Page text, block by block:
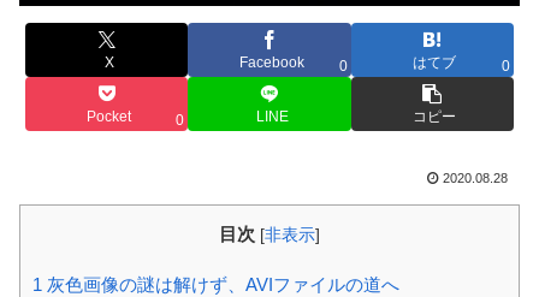
X Facebook 0 はてブ 0
Pocket 0 LINE コピー
2020.08.28
目次 [非表示]
1 灰色画像の謎は解けず、AVIファイルの道へ